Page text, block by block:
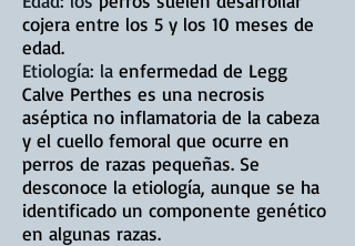
cojera entre los 5 y los 10 meses de
edad.
Etiología: la enfermedad de Legg
Calve Perthes es una necrosis
aséptica no inflamatoria de la cabeza
y el cuello femoral que ocurre en
perros de razas pequeñas. Se
desconoce la etiología, aunque se ha
identificado un componente genético
en algunas razas.